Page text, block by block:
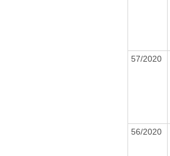
57/2020
56/2020